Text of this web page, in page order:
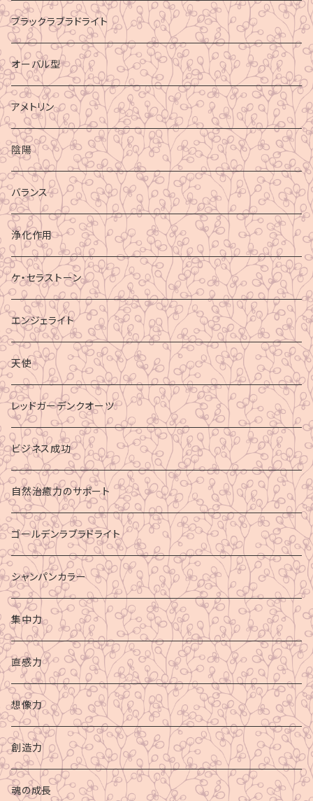
ブラックラブラドライト
オーバル型
アメトリン
陰陽
バランス
浄化作用
ケ・セラストーン
エンジェライト
天使
レッドガーデンクオーツ
ビジネス成功
自然治癒力のサポート
ゴールデンラブラドライト
シャンパンカラー
集中力
直感力
想像力
創造力
魂の成長